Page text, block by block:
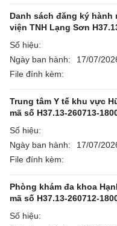
Danh sách đăng ký hành
viện TNH Lạng Sơn
Số hiệu:
Ngày ban hành:
17/07/
File đính kèm:
Trung tâm Y tế khu vực
mã số H37.13-260713-
Số hiệu:
Ngày ban hành:
17/07/
File đính kèm:
Phòng khám đa khoa
mã số H37.13-260712-
Số hiệu: